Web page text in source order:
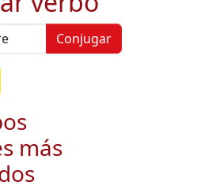
Conjugar
más